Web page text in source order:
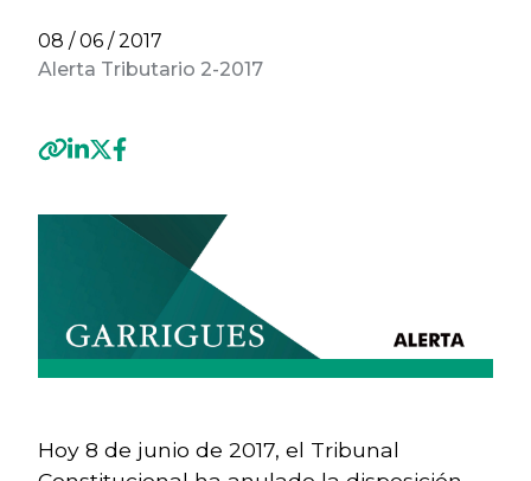
08 / 06 / 2017
Alerta Tributario 2-2017
Hoy 8 de junio de 2017, el Tribunal